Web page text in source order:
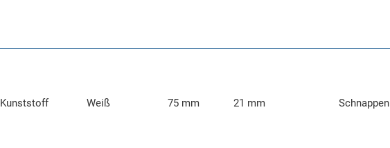
Kunststoff Weiß 75 mm 21 mm Schnappen